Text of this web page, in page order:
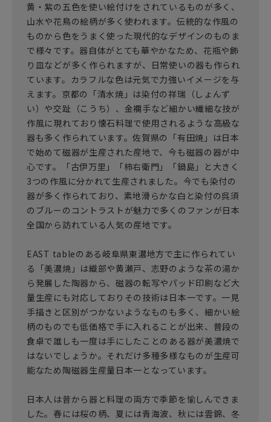
黄・紫の五色を使い絵付けをされているものが多く、
山水や花鳥の絵柄が多く使われます。伝統的な作風の
ものから色をうまく使った現代的なデザインのものま
で様々です。器自体がとても華やかなため、花瓶や飾
り皿などが多く作られますが、日常使いの器も作られ
ています。カラフルな色は元気で力強いイメージを与
えます。京都の「清水焼」は染付の祥瑞（しょんず
い）や交趾（こうち）、金襴手など細かい繊細な技が
作風に現れており懐石料理で使用されるような高級な
器も多く作られています。佐賀県の「有田焼」は日本
で始めて磁器が生産された産地で、今も磁器の器が中
心です。「古伊万里」「柿右衛門」「鍋島」と大きく
3つの作風に分かれて生産されました。今でも染付の
器が多く作られており、素地滑らかな白と染付の呉須
のブルーのコントラストが魅力で多くのファンが日本
全国から訪れている人気の産地です。
EAST tableのある岐阜県東濃地方で主に作られてい
る「美濃焼」は織部や黄瀬戸、志野のような茶の湯か
ら発展した陶器から、磁器の転写やパッド印刷など大
量生産にも対応しておりその技術は日本一です。一見
手描きと区別がつかないようなものも多く、細かい絵
柄のものでも低価格で手に入れることが出来、普段の
食卓で誰しも一度は手にしたことのある器が美濃焼で
はないでしょうか。それだけ多種多様なものが生産可
能なため陶磁器生産量日本一となっています。
日本人は昔から器と料理の両方で季節を愉しんできま
した。春には桜の柄、夏には青海波、秋には雲錦、冬